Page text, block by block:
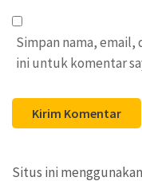
Simpan nama, email,
ini untuk komentar
Situs ini